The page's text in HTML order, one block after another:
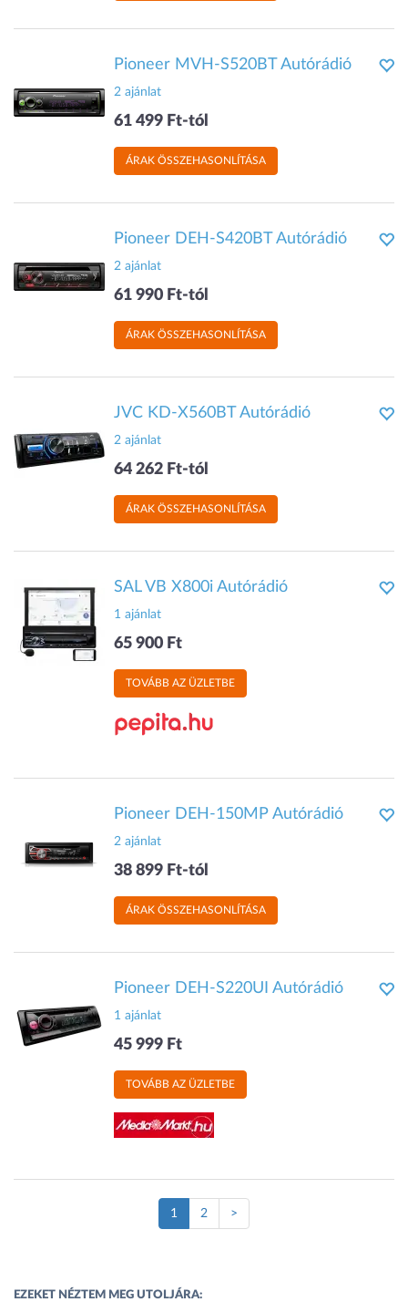
Pioneer MVH-S520BT Autórádió
2 ajánlat
61 499 Ft-tól
ÁRAK ÖSSZEHASONLÍTÁSA
Pioneer DEH-S420BT Autórádió
2 ajánlat
61 990 Ft-tól
ÁRAK ÖSSZEHASONLÍTÁSA
JVC KD-X560BT Autórádió
2 ajánlat
64 262 Ft-tól
ÁRAK ÖSSZEHASONLÍTÁSA
SAL VB X800i Autórádió
1 ajánlat
65 900 Ft
TOVÁBB AZ ÜZLETBE
Pioneer DEH-150MP Autórádió
2 ajánlat
38 899 Ft-tól
ÁRAK ÖSSZEHASONLÍTÁSA
Pioneer DEH-S220UI Autórádió
1 ajánlat
45 999 Ft
TOVÁBB AZ ÜZLETBE
1 (Jelenlegi
oldal)
2 >
EZEKET NÉZTEM MEG UTOLJÁRA: